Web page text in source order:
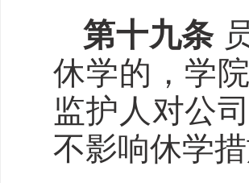
第十九条
休学的，学
监护人对公
不影响休学